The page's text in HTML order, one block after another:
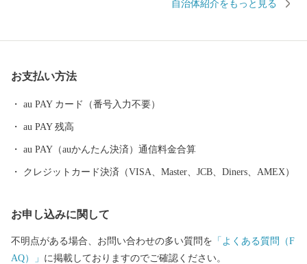
3．09平方キロメートルの農山村で、このうち約83％を森林が占
を活かし、「資源の循環」「経済の循環」「人材の循環」「暮ら
会」をまちの将来像として施策を展開しています。 京丹波町は、
丹波ブランド食材の丹波栗や丹波黒大豆、京野菜の数々をはじ
め、京都府随一の酪農地帯でもあるなど、まさに食材の宝庫で
基幹産業である農業や食産業の活性化にもつなげていきたいと考
自治体紹介をもっと見る
お支払い方法
au PAY カード（番号入力不要）
au PAY 残高
au PAY（auかんたん決済）通信料金合算
クレジットカード決済（VISA、Master、JCB、Diners、AMEX）
お申し込みに関して
不明点がある場合、お問い合わせの多い質問を 「よくある質問（F
AQ）」 に掲載しておりますのでご確認ください。